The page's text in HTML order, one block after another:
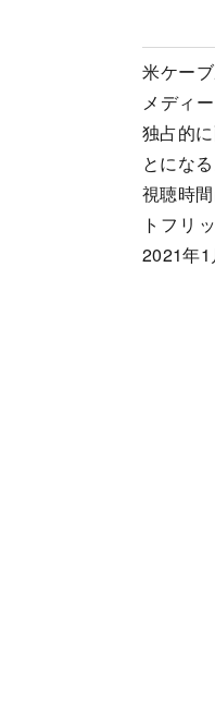
米ケー
メディ
独占的
とにな
視聴時
トフリ
2021年1